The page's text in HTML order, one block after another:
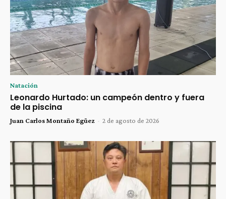
Natación
Leonardo Hurtado: un campeón dentro y fuera
de la piscina
Juan Carlos Montaño Egüez - 2 de agosto de 2026